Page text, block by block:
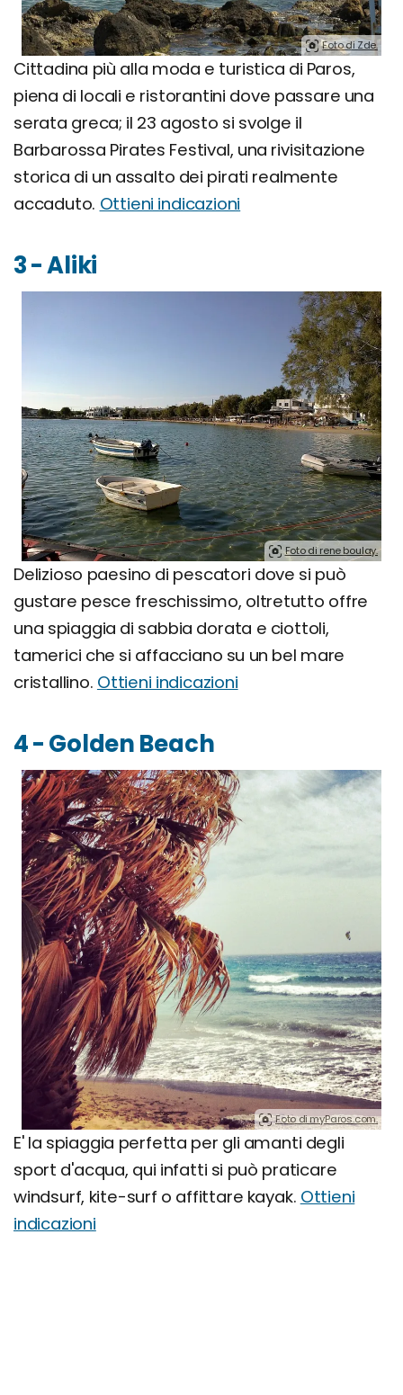
Foto di Zde.
Cittadina più alla moda e turistica di Paros,
piena di locali e ristorantini dove passare una
serata greca; il 23 agosto si svolge il
Barbarossa Pirates Festival, una rivisitazione
storica di un assalto dei pirati realmente
accaduto. Ottieni indicazioni
3 - Aliki
Foto di rene boulay.
Delizioso paesino di pescatori dove si può
gustare pesce freschissimo, oltretutto offre
una spiaggia di sabbia dorata e ciottoli,
tamerici che si affacciano su un bel mare
cristallino. Ottieni indicazioni
4 - Golden Beach
Foto di myParos.com.
E' la spiaggia perfetta per gli amanti degli
sport d'acqua, qui infatti si può praticare
windsurf, kite-surf o affittare kayak. Ottieni
indicazioni